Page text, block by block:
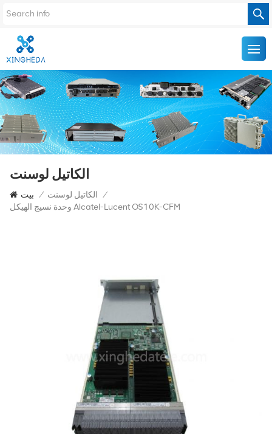
الكاتيل لوسنت
بيت / الكاتيل لوسنت /
وحدة نسيج الهيكل Alcatel-Lucent OS10K-CFM